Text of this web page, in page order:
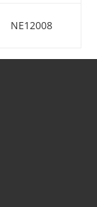
NE12008